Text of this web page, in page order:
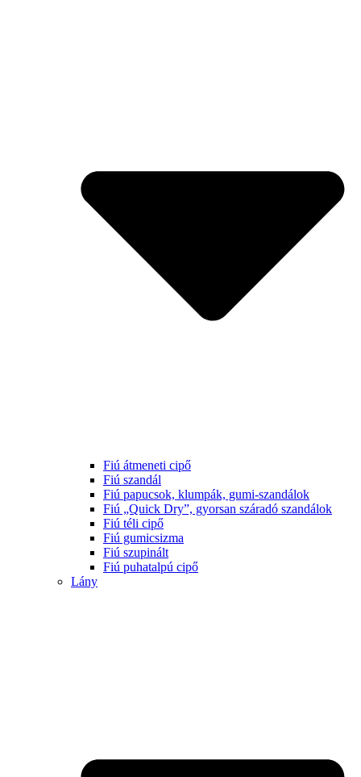
Fiú átmeneti cipő
Fiú szandál
Fiú papucsok, klumpák, gumi-szandálok
Fiú „Quick Dry”, gyorsan száradó szandálok
Fiú téli cipő
Fiú gumicsizma
Fiú szupinált
Fiú puhatalpú cipő
Lány